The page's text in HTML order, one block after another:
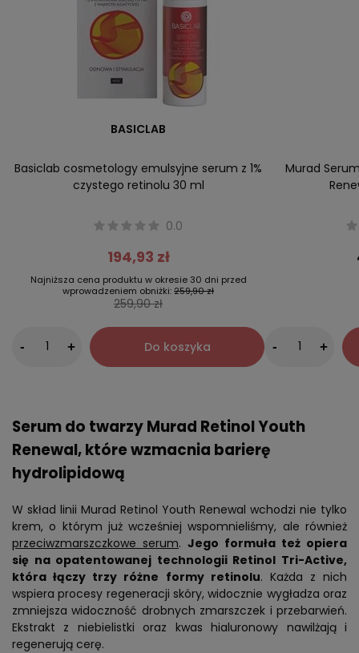
BASICLAB
Basiclab cosmetology emulsyjne serum z 1%
czystego retinolu 30 ml
0.0
194,93 zł
Najniższa cena produktu w okresie 30 dni przed
wprowadzeniem obniżki:259,90 zł
259,90 zł
- + Do koszyka
Murad
- +
Serum do twarzy Murad Retinol Youth
Renewal, które wzmacnia barierę
hydrolipidową
W skład linii Murad Retinol Youth Renewal wchodzi nie tylko
krem, o którym już wcześniej wspomnieliśmy, ale również
przeciwzmarszczkowe serum. Jego formuła też opiera
się na opatentowanej technologii Retinol Tri-Active,
która łączy trzy różne formy retinolu. Każda z nich
wspiera procesy regeneracji skóry, widocznie wygładza oraz
zmniejsza widoczność drobnych zmarszczek i przebarwień.
Ekstrakt z niebielistki oraz kwas hialuronowy nawilżają i
regenerują cerę.